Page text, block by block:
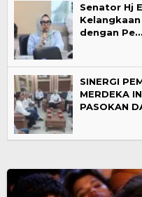
Senator Hj
dengan Pe…
SINERGI
MERDEKA
PASOKAN